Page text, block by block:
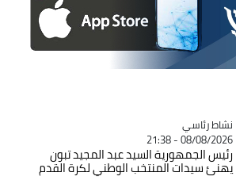
Catégorie
نشاط رئاسي
08/08/2026 - 21:38
رئيس الجمهورية السيد عبد المجيد تبون
يهنئ سيدات المنتخب الوطني لكرة القدم